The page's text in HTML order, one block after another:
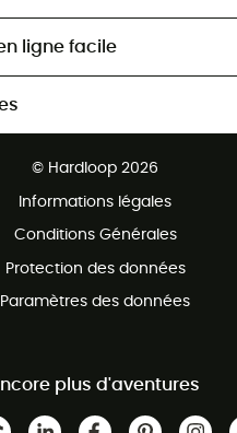
ligne facile
© Hardloop 2026
Informations légales
Conditions Générales
Protection des données
Paramètres des données
plus d'aventures